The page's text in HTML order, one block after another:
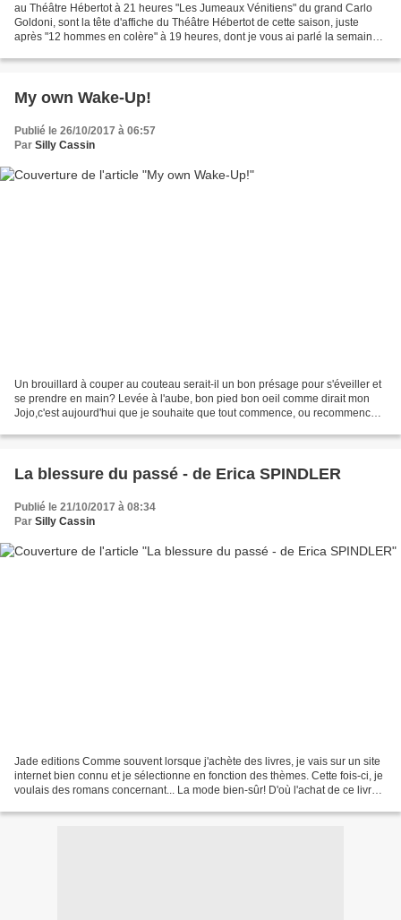
au Théâtre Hébertot à 21 heures "Les Jumeaux Vénitiens" du grand Carlo
Goldoni, sont la tête d'affiche du Théâtre Hébertot de cette saison, juste
après "12 hommes en colère" à 19 heures, dont je vous ai parlé la semaine
My own Wake-Up!
Publié le 26/10/2017 à 06:57
Par Silly Cassin
Un brouillard à couper au couteau serait-il un bon présage pour s'éveiller et
se prendre en main? Levée à l'aube, bon pied bon oeil comme dirait mon
Jojo,c'est aujourd'hui que je souhaite que tout commence, ou recommence...
La blessure du passé - de Erica SPINDLER
Publié le 21/10/2017 à 08:34
Par Silly Cassin
Jade editions Comme souvent lorsque j'achète des livres, je vais sur un site
internet bien connu et je sélectionne en fonction des thèmes. Cette fois-ci, je
voulais des romans concernant... La mode bien-sûr! D'où l'achat de ce livre!